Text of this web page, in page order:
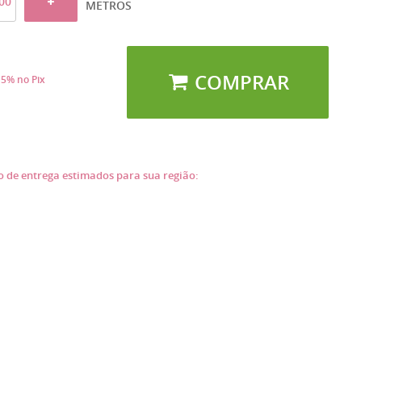
METROS
5% no Pix
COMPRAR
de entrega estimados para sua região: